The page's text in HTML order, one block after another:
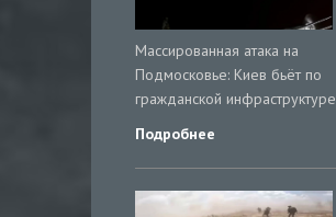
Массированная атака на
Подмосковье: Киев бьёт по
гражданской инфраструктуре
Подробнее